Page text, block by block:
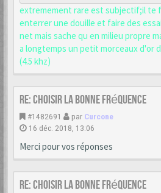
extremement rare est subjectif;il te
enterrer une douille et faire des
net mais sache qu en milieu propre
a longtemps un petit morceaux d'or
(4.5 khz)
Re: choisir la bonne fréquence
#1482691 par Curcone
16 déc. 2018, 13:06
Merci pour vos réponses
Re: choisir la bonne fréquence